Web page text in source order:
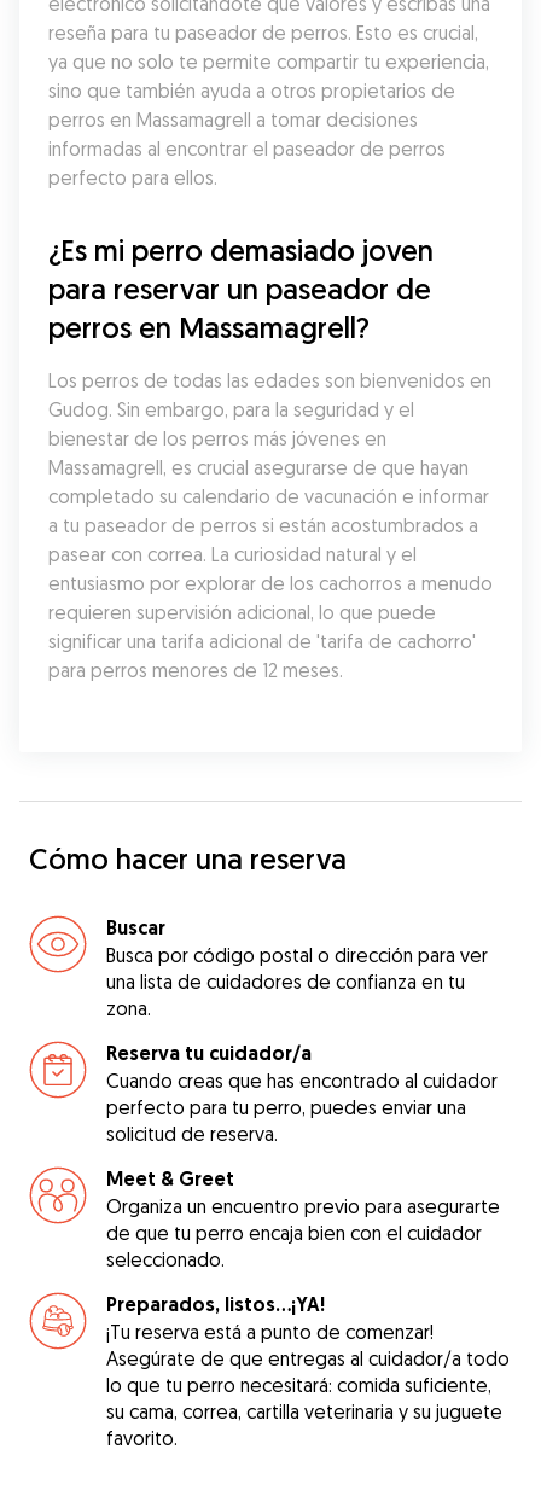
reseña para tu paseador de perros. Esto es crucial,
ya que no solo te permite compartir tu experiencia,
sino que también ayuda a otros propietarios de
perros en Massamagrell a tomar decisiones
informadas al encontrar el paseador de perros
perfecto para ellos.
¿Es mi perro demasiado joven
para reservar un paseador de
perros en Massamagrell?
Los perros de todas las edades son bienvenidos en
Gudog. Sin embargo, para la seguridad y el
bienestar de los perros más jóvenes en
Massamagrell, es crucial asegurarse de que hayan
completado su calendario de vacunación e informar
a tu paseador de perros si están acostumbrados a
pasear con correa. La curiosidad natural y el
entusiasmo por explorar de los cachorros a menudo
requieren supervisión adicional, lo que puede
significar una tarifa adicional de 'tarifa de cachorro'
para perros menores de 12 meses.
Cómo hacer una reserva
Buscar
Busca por código postal o dirección para ver
una lista de cuidadores de confianza en tu
zona.
Reserva tu cuidador/a
Cuando creas que has encontrado al cuidador
perfecto para tu perro, puedes enviar una
solicitud de reserva.
Meet & Greet
Organiza un encuentro previo para asegurarte
de que tu perro encaja bien con el cuidador
seleccionado.
Preparados, listos...¡YA!
¡Tu reserva está a punto de comenzar!
Asegúrate de que entregas al cuidador/a todo
lo que tu perro necesitará: comida suficiente,
su cama, correa, cartilla veterinaria y su juguete
favorito.